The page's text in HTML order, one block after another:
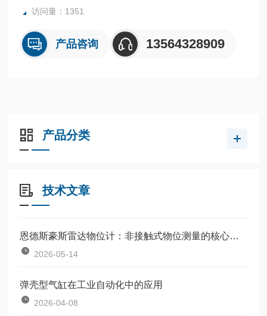
访问量：1351
产品咨询 13564328909
产品分类
技术文章
恩德斯豪斯雷达物位计：非接触式物位测量的核心设备
2026-05-14
弹壳型气缸在工业自动化中的应用
2026-04-08